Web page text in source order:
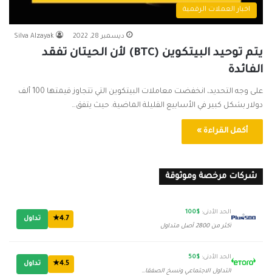
اخبار العملات الرقمية
Silva Alzayak ديسمبر 28, 2022
يتم توحيد البيتكوين (BTC) لأن الحيتان تفقد
الفائدة
على وجه التحديد، انخفضت معاملات البيتكوين التي تتجاوز قيمتها 100 ألف
دولار بشكل كبير في الأسابيع القليلة الماضية. حيث يتفق…
أكمل القراءة »
شركات مرخصة وموثوقة
الحد الأدنى: $100
أكثر من 2800 أصل متداول
4.7★ تداول
الحد الأدنى: $50
التداول الاجتماعي ونسخ الصفقات
4.5★ تداول